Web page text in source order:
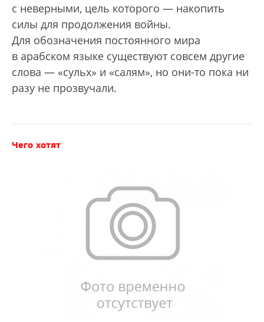
с неверными, цель которого — накопить
силы для продолжения войны.
Для обозначения постоянного мира
в арабском языке существуют совсем другие
слова — «сульх» и «салям», но они-то пока ни
разу не прозвучали.
Чего хотят